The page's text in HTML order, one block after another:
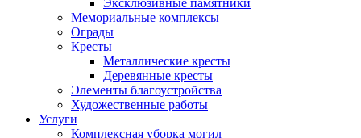
Эксклюзивные памятники
Мемориальные комплексы
Ограды
Кресты
Металлические кресты
Деревянные кресты
Элементы благоустройства
Художественные работы
Услуги
Комплексная уборка могил